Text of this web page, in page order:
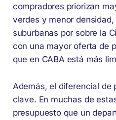
compradores priorizan
verdes y menor
suburbanas por sobre la
con una mayor oferta de
que en CABA está más
Además, el diferencial de
clave. En muchas de
presupuesto que un